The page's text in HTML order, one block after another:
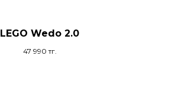
LEGO Wedo 2.0
47 990 тг.